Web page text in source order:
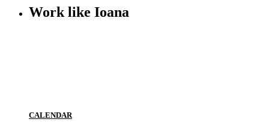
Work like Ioana
CALENDAR